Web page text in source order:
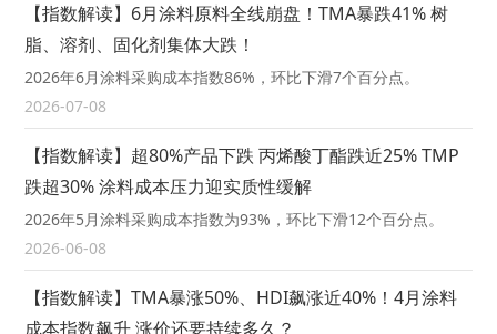
【指数解读】6月涂料原料全线崩盘！TMA暴跌41% 树
脂、溶剂、固化剂集体大跌！
2026年6月涂料采购成本指数86%，环比下滑7个百分点。
2026-07-08
【指数解读】超80%产品下跌 丙烯酸丁酯跌近25% TMP
跌超30% 涂料成本压力迎实质性缓解
2026年5月涂料采购成本指数为93%，环比下滑12个百分点。
2026-06-08
【指数解读】TMA暴涨50%、HDI飙涨近40%！4月涂料
成本指数飙升 涨价还要持续多久？